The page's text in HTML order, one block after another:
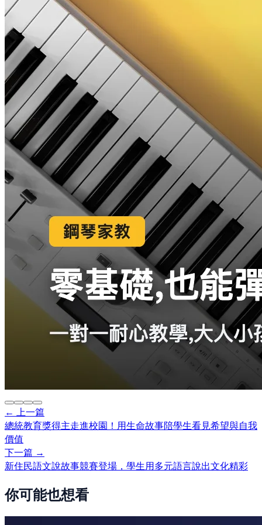
← 上一篇
總統教育獎得主走進校園！用生命故事陪學生看見希望與自我
價值
下一篇 →
新住民語文說故事競賽登場，學生用多元語言說出文化精彩
你可能也想看